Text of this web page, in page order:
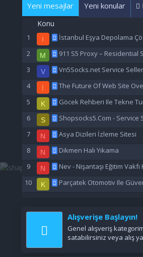
Yeni mesajlar Yeni konular
Konu
I İstanbul Eşya Depolama
M 911 S5 Proxy – Residential
V Vn5Socks.net Service
I The Future Of Web Site
K Göcek Rehberi Ile Tekne
S Shopsocks5.Com - Service
N Asya Dizileri İzleme Sitesi
N Dikmen Halı Yıkama
N Nev - Nişantaşı Eğitim
K Parçatek Otomotiv Ile
Alışverişe Başlayın!
Genel alışveriş
satabilirsiniz veya alış